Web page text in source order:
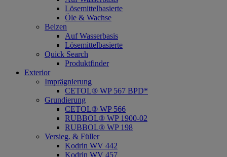
Lösemittelbasierte
Öle & Wachse
Beizen
Auf Wasserbasis
Lösemittelbasierte
Quick Search
Produktfinder
Exterior
Imprägnierung
CETOL® WP 567 BPD*
Grundierung
CETOL® WP 566
RUBBOL® WP 1900-02
RUBBOL® WP 198
Versieg. & Füller
Kodrin WV 442
Kodrin WV 457